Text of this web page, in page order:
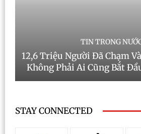
TIN TRONG
12,6 Triệu Người Đã Chạm
Không Phải Ai Cũng Bắt
STAY CONNECTED